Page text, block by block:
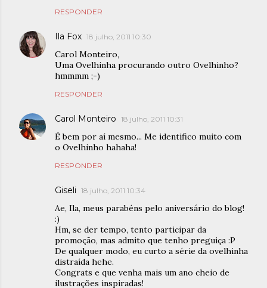
RESPONDER
Ila Fox 18 julho, 2011 10:30
Carol Monteiro,
Uma Ovelhinha procurando outro Ovelhinho?
hmmmm ;-)
RESPONDER
Carol Monteiro 18 julho, 2011 10:31
É bem por aí mesmo... Me identifico muito com
o Ovelhinho hahaha!
RESPONDER
Giseli 18 julho, 2011 10:34
Ae, Ila, meus parabéns pelo aniversário do blog!
:)
Hm, se der tempo, tento participar da
promoção, mas admito que tenho preguiça :P
De qualquer modo, eu curto a série da ovelhinha
distraída hehe.
Congrats e que venha mais um ano cheio de
ilustrações inspiradas!